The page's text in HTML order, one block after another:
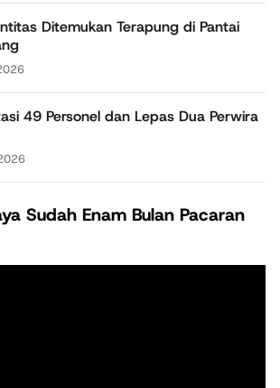
Ditemukan Terapung di Pantai
49 Personel dan Lepas Dua Perwira
Sudah Enam Bulan Pacaran